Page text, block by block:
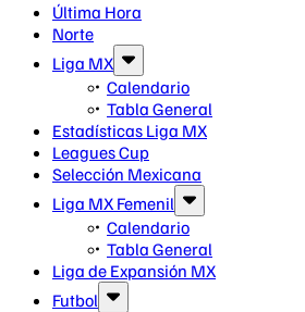
Última Hora
Norte
Liga MX
Calendario
Tabla General
Estadísticas Liga MX
Leagues Cup
Selección Mexicana
Liga MX Femenil
Calendario
Tabla General
Liga de Expansión MX
Futbol